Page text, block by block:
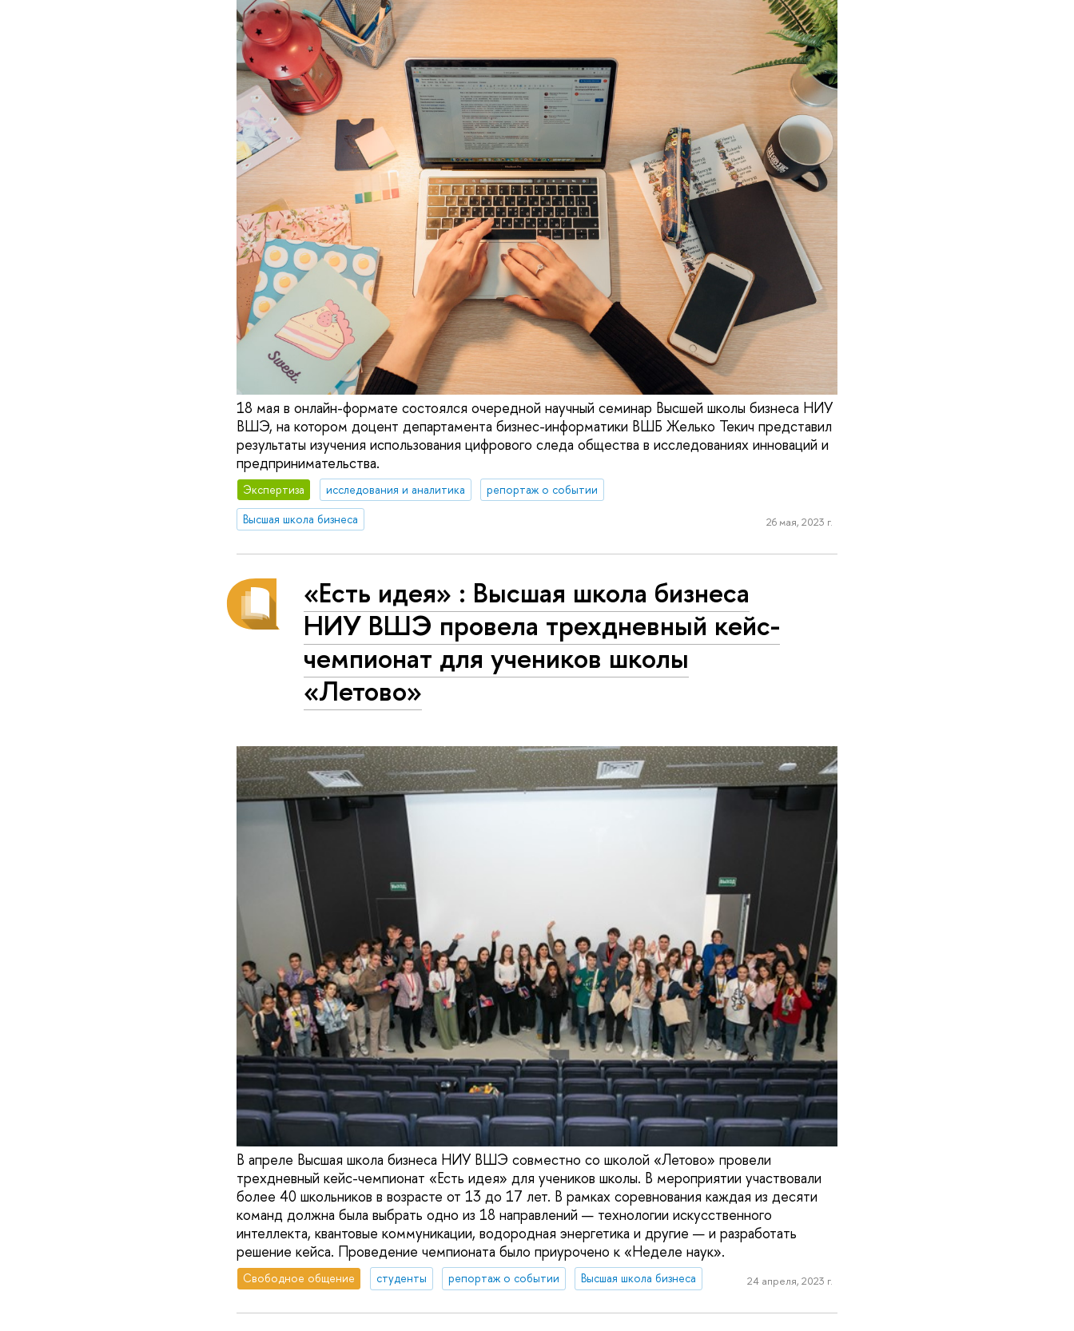
18 мая в онлайн-формате состоялся очередной научный семинар Высшей школы бизнеса НИУ
ВШЭ, на котором доцент департамента бизнес-информатики ВШБ Желько Текич представил
результаты изучения использования цифрового следа общества в исследованиях инноваций и
предпринимательства.
Экспертиза исследования и аналитика
репортаж о событии
Высшая школа бизнеса
26 мая, 2023 г.
«Есть идея» : Высшая школа бизнеса
НИУ ВШЭ провела трехдневный кейс-
чемпионат для учеников школы
«Летово»
В апреле Высшая школа бизнеса НИУ ВШЭ совместно со школой «Летово» провели
трехдневный кейс-чемпионат «Есть идея» для учеников школы. В мероприятии участвовали
более 40 школьников в возрасте от 13 до 17 лет. В рамках соревнования каждая из десяти
команд должна была выбрать одно из 18 направлений — технологии искусственного
интеллекта, квантовые коммуникации, водородная энергетика и другие — и разработать
решение кейса. Проведение чемпионата было приурочено к «Неделе наук».
Свободное общение студенты репортаж о событии Высшая школа бизнеса 24 апреля, 2023 г.